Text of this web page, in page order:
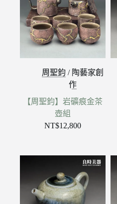
周聖鈞 / 陶藝家創
作
【周聖鈞】岩礦痕金茶
壺組
NT$12,800